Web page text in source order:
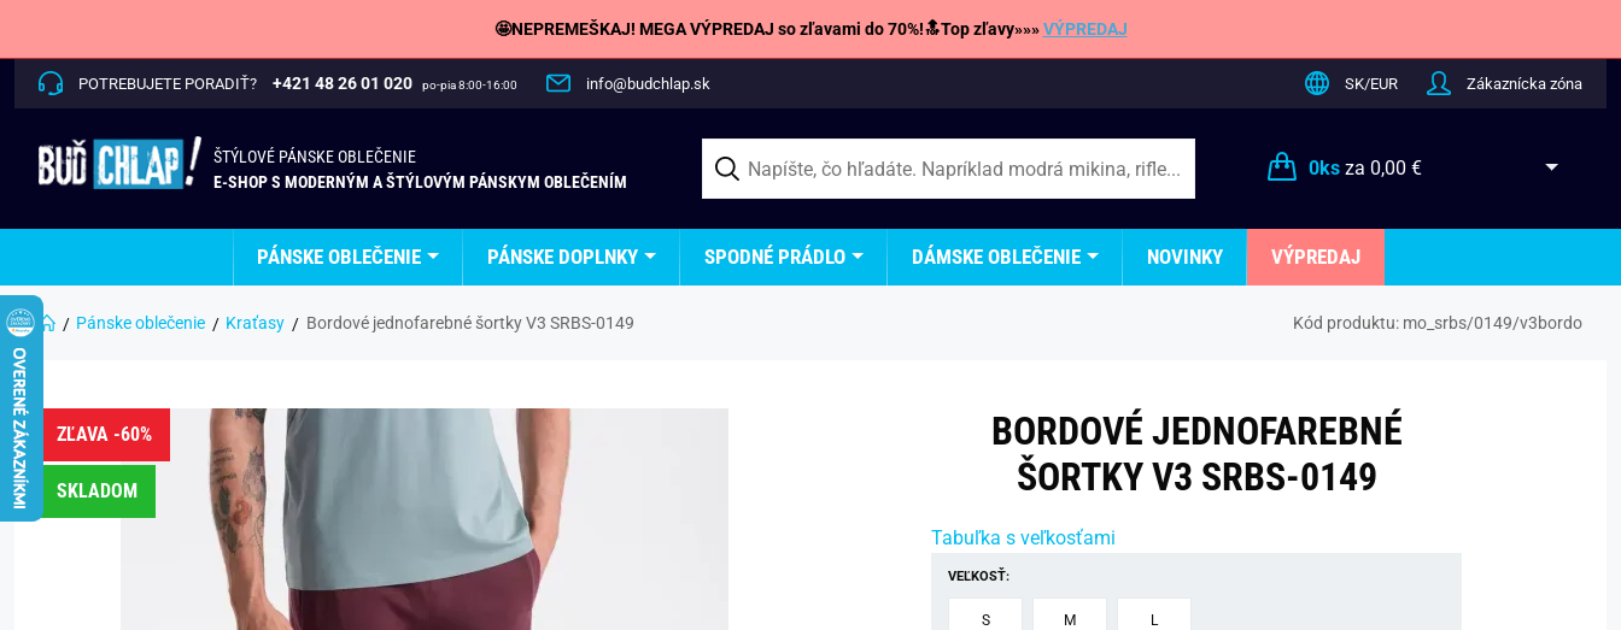
🤩NEPREMEŠKAJ! MEGA VÝPREDAJ so zľavami do 70%!🔝Top zľavy»»»VÝPREDAJ
POTREBUJETE PORADIŤ? +421 48 26 01 020 po-pia 8:00-16:00 info@budchlap.sk SK/EUR Zákaznícka zóna
ŠTÝLOVÉ PÁNSKE OBLEČENIE
E-SHOP S MODERNÝM A ŠTÝLOVÝM PÁNSKYM OBLEČENÍM
0ksza 0,00 €
PÁNSKE OBLEČENIE PÁNSKE DOPLNKY SPODNÉ PRÁDLO DÁMSKE OBLEČENIE NOVINKY VÝPREDAJ
Pánske oblečenie Kraťasy Bordové jednofarebné šortky V3 SRBS-0149 Kód produktu: mo_srbs/0149/v3bordo
ZĽAVA -60%
SKLADOM
BORDOVÉ JEDNOFAREBNÉ
ŠORTKY V3 SRBS-0149
Tabuľka s veľkosťami
VEĽKOSŤ:
S M L